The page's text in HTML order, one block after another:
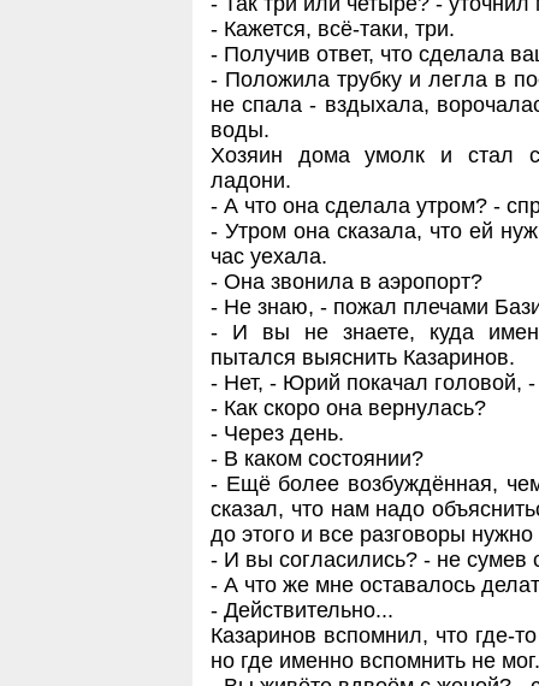
- Кажется, всё-таки, три.
- Получив ответ, что сделала
- Положила трубку и легла в
не спала - вздыхала,
воды.
Хозяин дома умолк и стал
ладони.
- А что она сделала утром? -
- Утром она сказала, что ей
час уехала.
- Она звонила в аэропорт?
- Не знаю, - пожал плечами
- И вы не знаете, куда
пытался выяснить Казаринов.
- Нет, - Юрий покачал головой,
- Как скоро она вернулась?
- Через день.
- В каком состоянии?
- Ещё более возбуждённая,
сказал, что нам надо
до этого и все разговоры
- И вы согласились? - не сумев
- А что же мне оставалось
- Действительно...
Казаринов вспомнил, что
но где именно вспомнить не мог.